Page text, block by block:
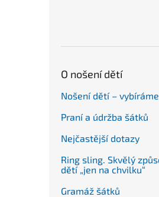
O nošení dětí
Nošení dětí –
Praní a údržba šátků
Nejčastější dotazy
Ring sling. Skvělý
dětí „jen na chvilku“
Gramáž šátků